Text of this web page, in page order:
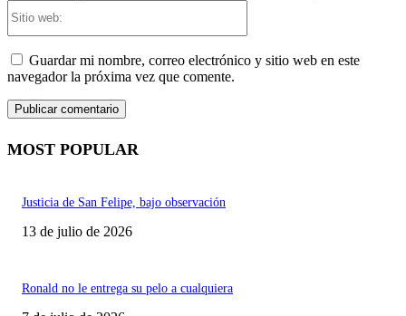
Guardar mi nombre, correo electrónico y sitio web en este
navegador la próxima vez que comente.
MOST POPULAR
Justicia de San Felipe, bajo observación
13 de julio de 2026
Ronald no le entrega su pelo a cualquiera